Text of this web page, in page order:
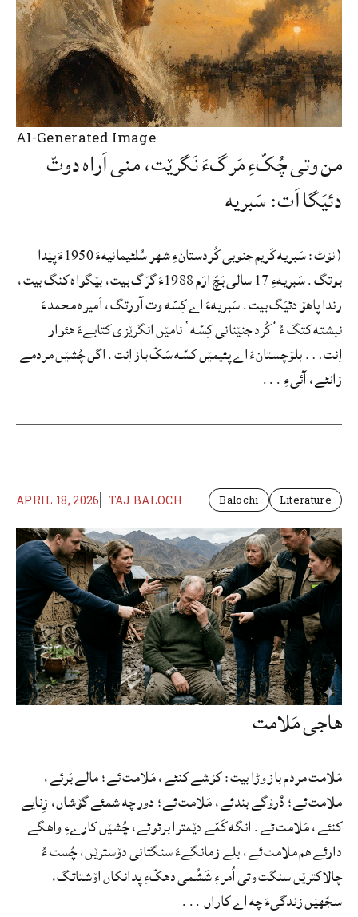
AI-Generated Image
من وتی چُکّءِ مَرگءَ نَگرێت، منی اَراه دوتّ
دئیَگا اَت: سَبریه
(نۆٹ: سَبریه کَریم جنوبی کُردستانءِ شهر سُلئیمانیهءَ 1950ءَ پێدا
بوتگ. سَبریهءِ 17 سالی بَچّ ارَم 1988ءَ گرَگ بیت، بێگواه کنگ بیت،
رندا پاهۆ دئیَگ بیت. سَبریهءَ اے کِسّه وت آورتگ، اَمیره محمدءَ
نبشته کتگ ءُ ’کُرد جنێنانی کِسّه‘ نامێں انگرێزی کتابےءَ هئوار
اِنت… بلۆچستانءَ اے پئیمێں کسّه سَکّ باز اِنت. اگں چُشێں مردمے
زانئے، آئیءِ ...
APRIL 18, 2026 TAJ BALOCH Balochi Literature
هاجی مَلامت
مَلامت مردم باز وڑا بیت: کۆشے کنئے، مَلامت ئے؛ مالے بَرئے،
ملامت ئے؛ دْرۆگے بندئے، مَلامت ئے؛ دور چه شمئے گۆشاں، زِنایے
کنئے، مَلامت ئے. انگه کَمّے دێمترا برئوئے، چُشێں کارےءِ واهگے
دارئے هم ملامت ئے، بلے زمانگےءَ سنگتانی دۆسترێں، چُست ءُ
چالاکترێں سنگت وتی اُمرءِ شَشُمی دهکّءِ پدانکاں اۆشتاتگ،
سجّهێں زندگیءَ چه اے کاراں ...